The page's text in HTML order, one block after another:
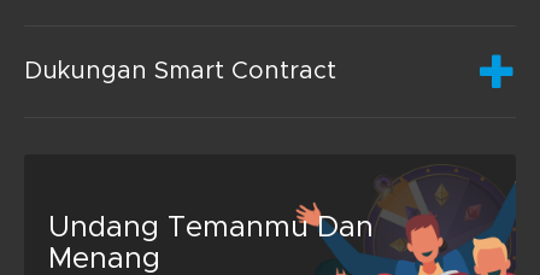
Dukungan Smart Contract
Undang Temanmu Dan
Menang